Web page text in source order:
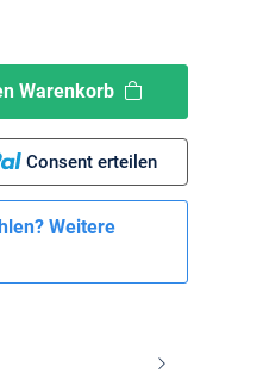
Warenkorb
Consent erteilen
Weitere